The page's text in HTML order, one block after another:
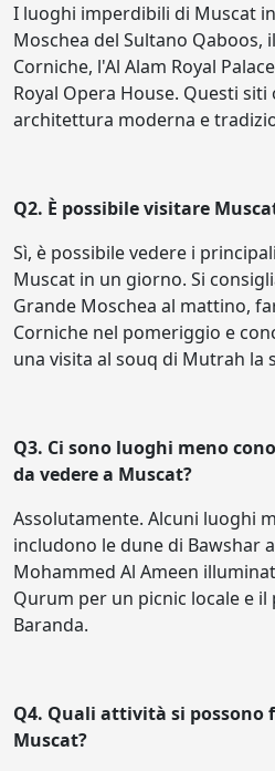
I luoghi imperdibili di Muscat
Moschea del Sultano Qaboos,
Corniche, l'Al Alam Royal
Royal Opera House. Questi
architettura moderna e
Q2. È possibile visitare
Sì, è possibile vedere i
Muscat in un giorno. Si
Grande Moschea al mattino,
Corniche nel pomeriggio e
una visita al souq di Mutrah la
Q3. Ci sono luoghi meno
da vedere a Muscat?
Assolutamente. Alcuni luoghi
includono le dune di Bawshar
Mohammed Al Ameen
Qurum per un picnic locale e il
Baranda.
Q4. Quali attività si possono
Muscat?